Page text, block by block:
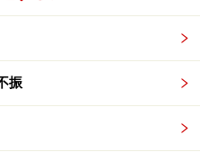
で終了する簡単な検査で、
に除菌治療をしたあとに
く使われる検査法です。
振